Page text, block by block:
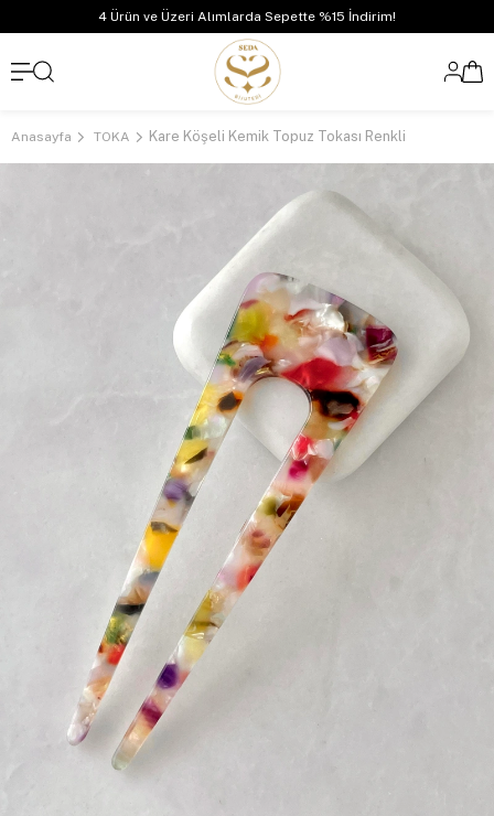
4 Ürün ve Üzeri Alımlarda Sepette %15 İndirim!
Anasayfa TOKA Kare Köşeli Kemik Topuz Tokası Renkli